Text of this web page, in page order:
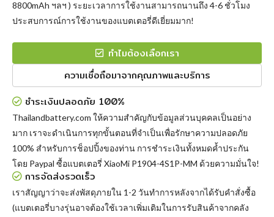
8800mAh ฯลฯ ) ระยะเวลาการใช้งานสามารถนานถึง 4-6 ชั่วโมง
ประสบการณ์การใช้งานของแบตเตอรี่ดีเยี่ยมมาก!
ทำไมต้องเลือกเรา
ความเชื่อถือมาจากคุณภาพและบริการ
ชำระเงินปลอดภัย 100%
Thailandbattery.com ให้ความสำคัญกับข้อมูลส่วนบุคคลเป็นอย่าง
มาก เราจะดำเนินการทุกขั้นตอนที่จำเป็นเพื่อรักษาความปลอดภัย
100% สำหรับการช็อปปิ้งของท่าน การชำระเงินทั้งหมดค้ำประกัน
โดย Paypal ซื้อแบตเตอรี่ XiaoMi P1904-4S1P-MM ด้วยความมั่นใจ!
การจัดส่งรวดเร็ว
เราสัญญาว่าจะส่งพัสดุภายใน 1-2 วันทำการหลังจากได้รับคำสั่งซื้อ
(แบตเตอรี่บางรุ่นอาจต้องใช้เวลาเพิ่มเติมในการรับสินค้าจากคลัง